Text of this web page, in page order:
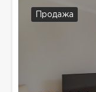
Продажа